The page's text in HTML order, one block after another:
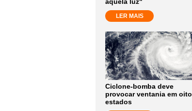
LER MAIS
Ciclone-bomba deve
provocar ventania em oito
estados